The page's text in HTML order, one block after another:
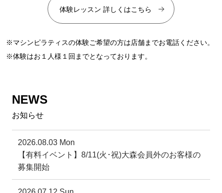
体験レッスン 詳しくはこちら
※マシンピラティスの体験ご希望の方は店舗までお電話ください。
※体験はお１人様１回までとなっております。
NEWS
お知らせ
2026.08.03 Mon
【有料イベント】8/11(火･祝)大森会員外のお客様の
募集開始